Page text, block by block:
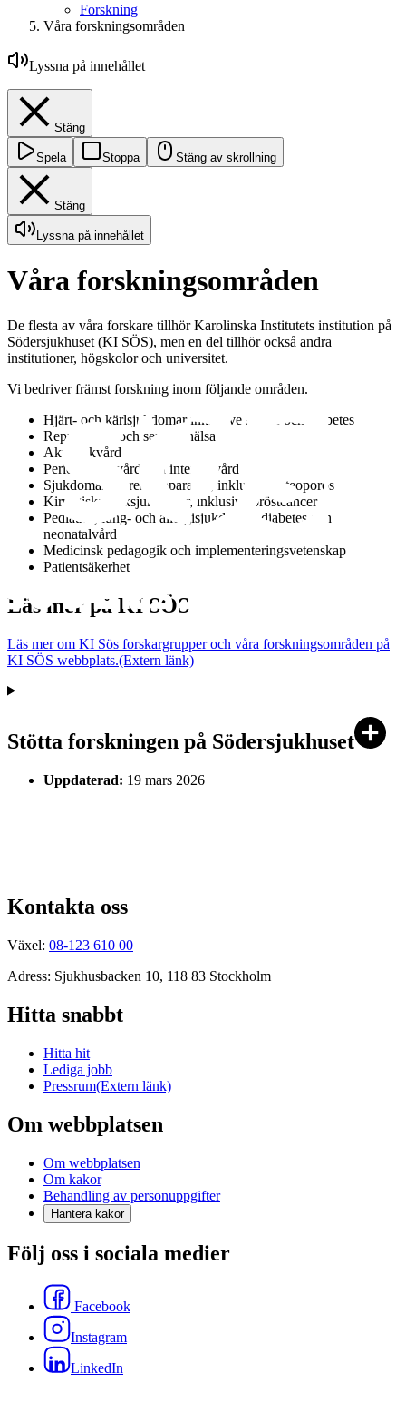
Forskning
Våra forskningsområden
Lyssna på innehållet
Stäng
Spela Stoppa Stäng av skrollning
Stäng
Lyssna på innehållet
Våra forskningsområden
De flesta av våra forskare tillhör Karolinska Institutets institution på
Södersjukhuset (KI SÖS), men en del tillhör också andra
institutioner, högskolor och universitet.
Vi bedriver främst forskning inom följande områden.
Hjärt- och kärlsjukdomar inklusive stroke och diabetes
Reproduktiv och sexuell hälsa
Akutsjukvård
Perioperativ vård och intensivvård
Sjukdomar i rörelseapparaten, inklusive osteoporos
Kirurgiska folksjukdomar, inklusive bröstcancer
Pediatrik, lung- och allergisjukdomar, diabetes och
neonatalvård
Medicinsk pedagogik och implementeringsvetenskap
Patientsäkerhet
Läs mer på KI SÖS
Läs mer om KI Sös forskargrupper och våra forskningsområden på
KI SÖS webbplats.(Extern länk)
Stötta forskningen på Södersjukhuset
Uppdaterad: 19 mars 2026
Kontakta oss
Växel: 08-123 610 00
Adress: Sjukhusbacken 10, 118 83 Stockholm
Hitta snabbt
Hitta hit
Lediga jobb
Pressrum(Extern länk)
Om webbplatsen
Om webbplatsen
Om kakor
Behandling av personuppgifter
Hantera kakor
Följ oss i sociala medier
Facebook
Instagram
LinkedIn